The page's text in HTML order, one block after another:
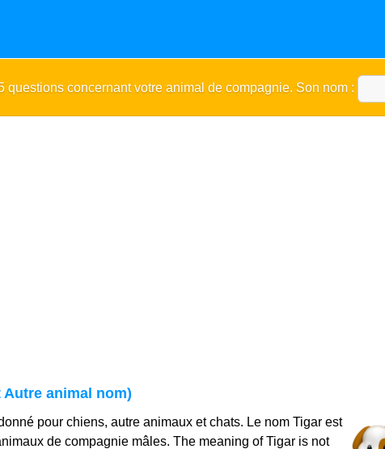
questions concernant votre animal de compagnie. Son nom :
Autre animal nom)
pour chiens, autre animaux et chats. Le nom Tigar est
de compagnie mâles. The meaning of Tigar is not